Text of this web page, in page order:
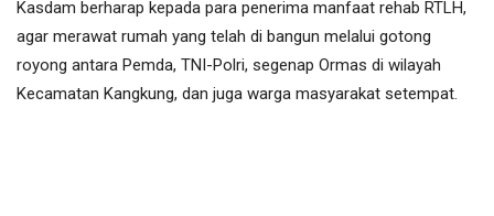
Kasdam berharap kepada para penerima manfaat rehab RTLH,
agar merawat rumah yang telah di bangun melalui gotong
royong antara Pemda, TNI-Polri, segenap Ormas di wilayah
Kecamatan Kangkung, dan juga warga masyarakat setempat.